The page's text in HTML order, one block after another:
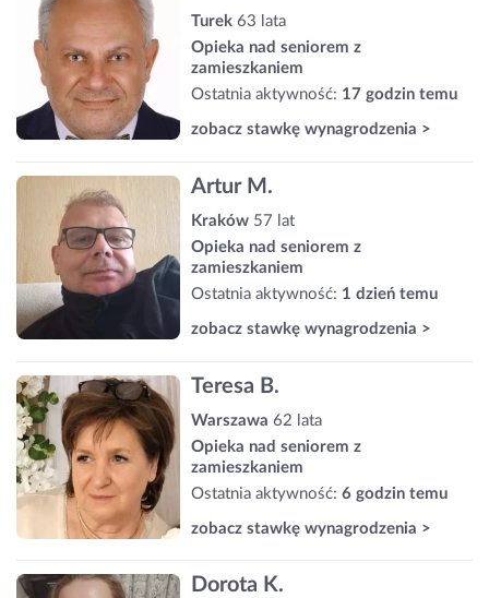
Turek 63 lata
Opieka nad seniorem z
zamieszkaniem
Ostatnia aktywność: 17 godzin temu
zobacz stawkę wynagrodzenia >
Artur M.
Kraków 57 lat
Opieka nad seniorem z
zamieszkaniem
Ostatnia aktywność: 1 dzień temu
zobacz stawkę wynagrodzenia >
Teresa B.
Warszawa 62 lata
Opieka nad seniorem z
zamieszkaniem
Ostatnia aktywność: 6 godzin temu
zobacz stawkę wynagrodzenia >
Dorota K.